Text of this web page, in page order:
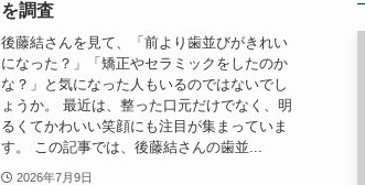
を調査
後藤結さんを見て、「前より歯並びがきれい
になった？」「矯正やセラミックをしたのか
な？」と気になった人もいるのではないでし
ょうか。 最近は、整った口元だけでなく、明
るくてかわいい笑顔にも注目が集まっていま
す。 この記事では、後藤結さんの歯並...
2026年7月9日